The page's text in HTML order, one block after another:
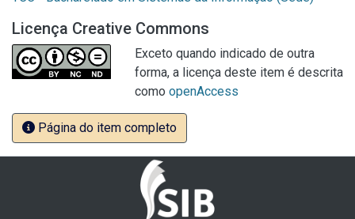
Licença Creative Commons
Exceto quando indicado de outra
forma, a licença deste item é descrita
como openAccess
Página do item completo